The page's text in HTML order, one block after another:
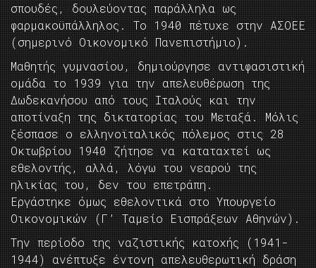
σπουδές, δουλεύοντας παράλληλα ως
φαρμακοϋπάλληλος. Το 1940 πέτυχε στην ΑΣΟΕΕ
(σημερινό Οικονομικό Πανεπιστήμιο).
Μαθητής γυμνασίου, δημιούργησε αντιφασιστική
ομάδα το 1939 για την απελευθέρωση της
Δωδεκανήσου από τους Ιταλούς και την
αποτίναξη της δικτατορίας του Μεταξά. Μόλις
ξέσπασε ο ελληνοϊταλικός πόλεμος στις 28
Οκτωβρίου 1940 ζήτησε να καταταχτεί ως
εθελοντής, αλλά, λόγω του νεαρού της
ηλικίας του, δεν του επετράπη.
Εργάστηκε όμως εθελοντικά στο Υπουργείο
Οικονομικών (Γ’ Ταμείο Εισπράξεων Αθηνών).
Την περίοδο της ναζιστικής κατοχής (1941-
1944) ανέπτυξε έντονη απελευθερωτική δράση